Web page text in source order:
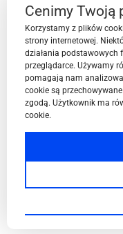
Contact
BPN-T Area
BPN-T Offer
Cenimy Twoją
Korzystamy z plików
strony internetowej.
działania podstawowych
przeglądarce. Używamy
pomagają nam
cookie są
zgodą. Użytkownik ma
cookie.